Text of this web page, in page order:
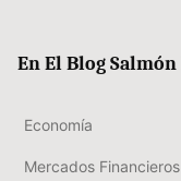
En El Blog
Economía
Mercados Financieros